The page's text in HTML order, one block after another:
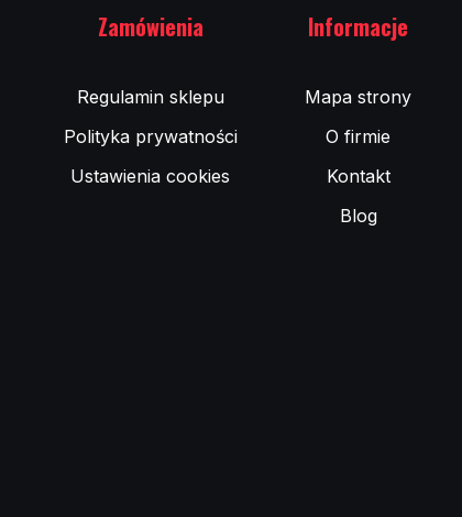
Zamówienia
Regulamin sklepu
Polityka prywatności
Ustawienia cookies
Informacje
Mapa strony
O firmie
Kontakt
Blog